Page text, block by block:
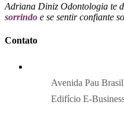
Adriana Diniz Odontologia te
sorrindo e se sentir confiante
Contato
Avenida Pau
Edifício E-